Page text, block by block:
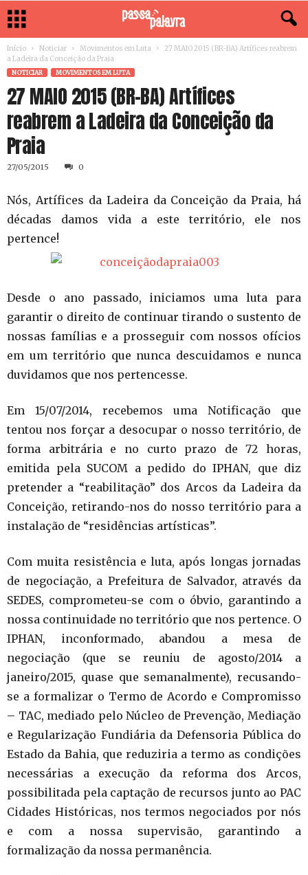
Início Noticiar Movimentos em Luta
27 MAIO 2015 (BR-BA) Artífices reabrem
a Ladeira da Conceição da Praia
NOTICIAR MOVIMENTOS EM LUTA
27 MAIO 2015 (BR-BA) Artífices
reabrem a Ladeira da Conceição da
Praia
27/05/2015 0
Nós, Artífices da Ladeira da Conceição da Praia, há
décadas damos vida a este território, ele nos
pertence!
Desde o ano passado, iniciamos uma luta para
garantir o direito de continuar tirando o sustento de
nossas famílias e a prosseguir com nossos ofícios
em um território que nunca descuidamos e nunca
duvidamos que nos pertencesse.
Em 15/07/2014, recebemos uma Notificação que
tentou nos forçar a desocupar o nosso território, de
forma arbitrária e no curto prazo de 72 horas,
emitida pela SUCOM a pedido do IPHAN, que diz
pretender a “reabilitação” dos Arcos da Ladeira da
Conceição, retirando-nos do nosso território para a
instalação de “residências artísticas”.
Com muita resistência e luta, após longas jornadas
de negociação, a Prefeitura de Salvador, através da
SEDES, comprometeu-se com o óbvio, garantindo a
nossa continuidade no território que nos pertence. O
IPHAN, inconformado, abandou a mesa de
negociação (que se reuniu de agosto/2014 a
janeiro/2015, quase que semanalmente), recusando-
se a formalizar o Termo de Acordo e Compromisso
– TAC, mediado pelo Núcleo de Prevenção, Mediação
e Regularização Fundiária da Defensoria Pública do
Estado da Bahia, que reduziria a termo as condições
necessárias a execução da reforma dos Arcos,
possibilitada pela captação de recursos junto ao PAC
Cidades Históricas, nos termos negociados por nós
e com a nossa supervisão, garantindo a
formalização da nossa permanência.